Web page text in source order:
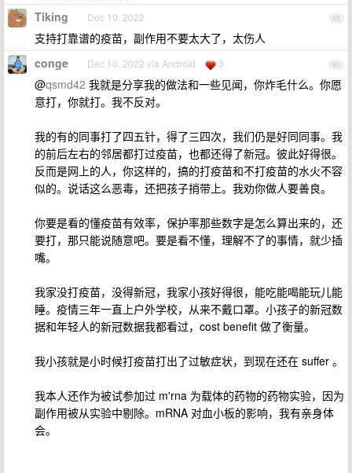
85
Tiking Dec 10, 2022
支持打靠谱的疫苗，副作用不要太大了，太伤人
86
conge Dec 10, 2022 via Android 3
@qsmd42 我就是分享我的做法和一些见闻，你炸毛什么。你愿
意打，你就打。我不反对。
我的有的同事打了四五针，得了三四次，我们仍是好同同事。我
的前后左右的邻居都打过疫苗，也都还得了新冠。彼此好得很。
反而是网上的人，你这样的，搞的打疫苗和不打疫苗的水火不容
似的。说话这么恶毒，还把孩子捎带上。我劝你做人要善良。
你要是看的懂疫苗有效率，保护率那些数字是怎么算出来的，还
要打，那只能说随意吧。要是看不懂，理解不了的事情，就少插
嘴。
我家没打疫苗，没得新冠，我家小孩好得很，能吃能喝能玩儿能
睡。疫情三年一直上户外学校，从来不戴口罩。小孩子的新冠数
据和年轻人的新冠数据我都看过，cost benefit 做了衡量。
我小孩就是小时候打疫苗打出了过敏症状，到现在还在 suffer 。
我本人还作为被试参加过 m'rna 为载体的药物的药物实验，因为
副作用被从实验中剔除。mRNA 对血小板的影响，我有亲身体
会。